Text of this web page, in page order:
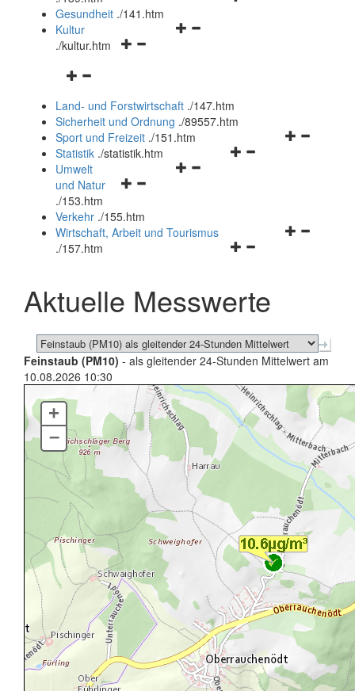
Navigationsmenü
Gesundheit ./141.htm
Navigationsmenü
Kultur
./kultur.htm
Navigationsmenü
und
schließen
Land- und Forstwirtschaft ./147.htm
Sicherheit und Ordnung ./89557.htm
Navigationsmenü
Sport und Freizeit ./151.htm
Navigationsmenü
Statistik ./statistik.htm
Navigationsmenü
und
schließen
Umwelt
und Natur
./153.htm
Verkehr ./155.htm
Navigationsmenü
schließen
Wirtschaft, Arbeit und Tourismus
./157.htm
Aktuelle Messwerte
Feinstaub (PM10) - als gleitender 24-Stunden Mittelwert am
10.08.2026 10:30
+
–